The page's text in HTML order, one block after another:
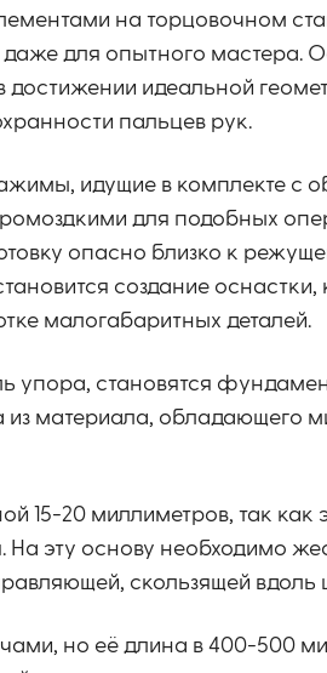
на торцовочном
даже для опытного мастера.
достижении идеальной
пальцев рук.
идущие в комплекте с
для подобных
опасно близко к
создание
малогабаритных деталей.
упора, становятся
из материала, обладающего
15-20 миллиметров, так как
эту основу необходимо
скользящей вдоль
но её длина в 400-500